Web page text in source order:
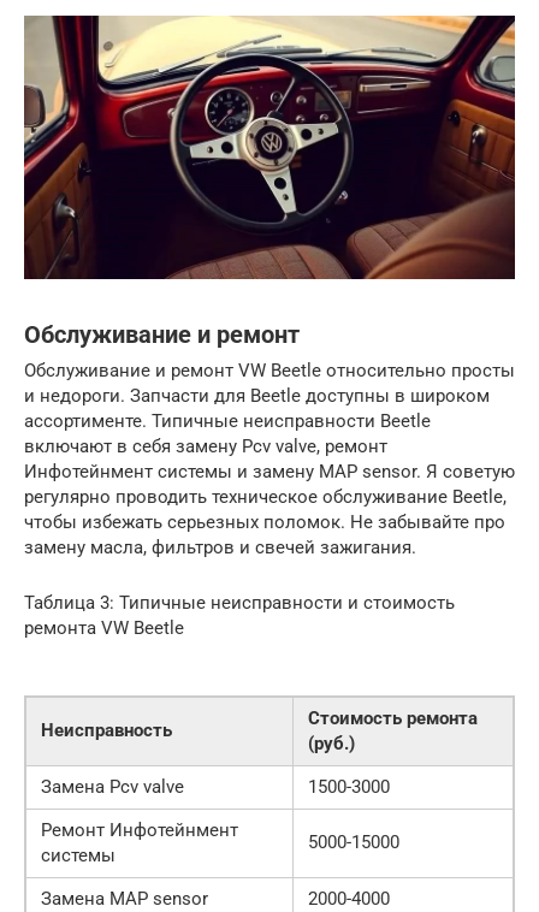
Обслуживание и ремонт
Обслуживание и ремонт VW Beetle относительно просты
и недороги. Запчасти для Beetle доступны в широком
ассортименте. Типичные неисправности Beetle
включают в себя замену Pcv valve, ремонт
Инфотейнмент системы и замену MAP sensor. Я советую
регулярно проводить техническое обслуживание Beetle,
чтобы избежать серьезных поломок. Не забывайте про
замену масла, фильтров и свечей зажигания.
Таблица 3: Типичные неисправности и стоимость
ремонта VW Beetle
Неисправность
Стоимость ремонта
(руб.)
Замена Pcv valve
1500-3000
Ремонт Инфотейнмент
системы
5000-15000
Замена MAP sensor
2000-4000